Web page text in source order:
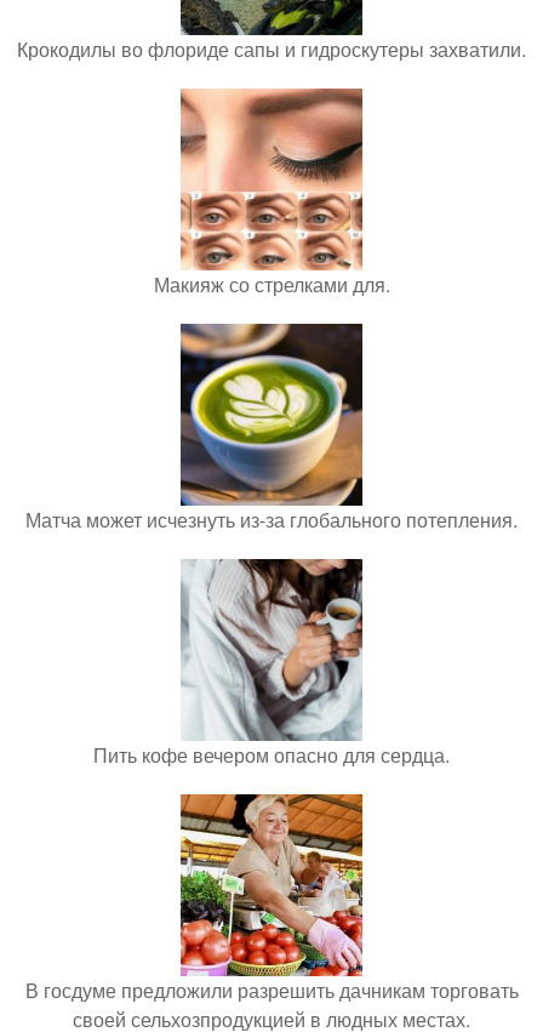
Крокодилы во флориде сапы и гидроскутеры захватили.
Макияж со стрелками для.
Матча может исчезнуть из-за глобального потепления.
Пить кофе вечером опасно для сердца.
В госдуме предложили разрешить дачникам торговать
своей сельхозпродукцией в людных местах.